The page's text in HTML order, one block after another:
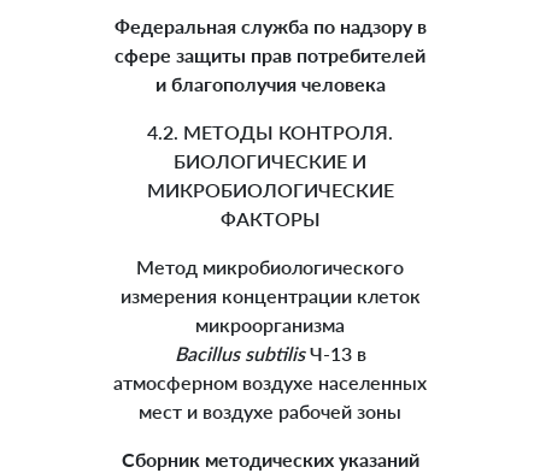
Федеральная служба по надзору в
сфере защиты прав потребителей
и благополучия человека
4.2. МЕТОДЫ КОНТРОЛЯ.
БИОЛОГИЧЕСКИЕ И
МИКРОБИОЛОГИЧЕСКИЕ
ФАКТОРЫ
Метод микробиологического
измерения концентрации клеток
микроорганизма
Bacillus subtilisЧ-13 в
атмосферном воздухе населенных
мест и воздухе рабочей зоны
Сборник методических указаний